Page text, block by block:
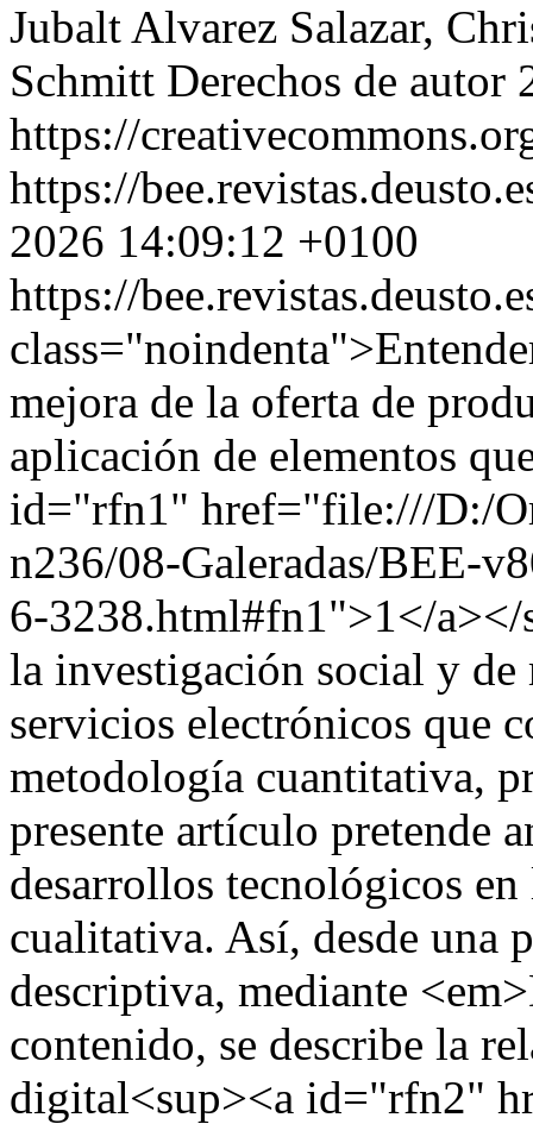
Jubalt Alvarez Salazar,
Schmitt Derechos de autor
https://
https://
2026 14:09:12 +0100
https://
mejora de la oferta de
aplicación de elementos
id="rfn1" href="file:///D:/
n236/08-Galeradas/BEE-
6-3238.html#fn1">1</a></
la investigación social y de
servicios electrónicos que
metodología cuantitativa,
presente artículo pretende
desarrollos tecnológicos
cualitativa. Así, desde una
descriptiva, mediante
contenido, se describe la
digital<sup><a id="rfn2"